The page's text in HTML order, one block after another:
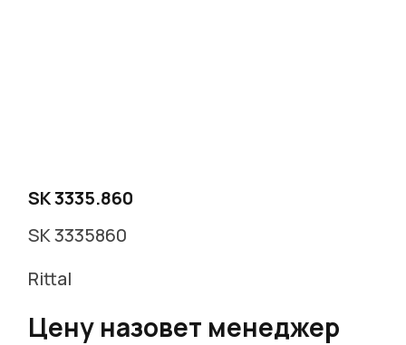
SK 3335.860
SK 3335860
Rittal
Цену назовет менеджер